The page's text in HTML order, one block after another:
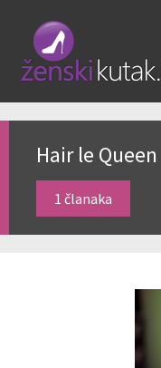
Hair le Queen
1 članaka